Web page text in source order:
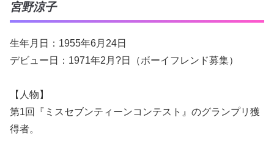
宮野涼子
生年月日：1955年6月24日
デビュー日：1971年2月?日（ボーイフレンド募集）
【人物】
第1回『ミスセブンティーンコンテスト』のグランプリ獲
得者。